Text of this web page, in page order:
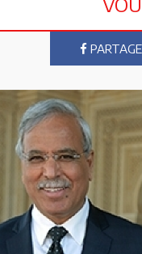
TWEETER
CET